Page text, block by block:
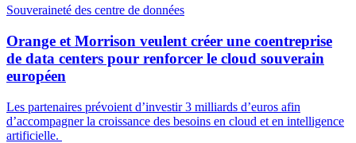
Souveraineté des centre de données
Orange et Morrison veulent créer une coentreprise
de data centers pour renforcer le cloud souverain
européen
Les partenaires prévoient d’investir 3 milliards d’euros afin
d’accompagner la croissance des besoins en cloud et en intelligence
artificielle.